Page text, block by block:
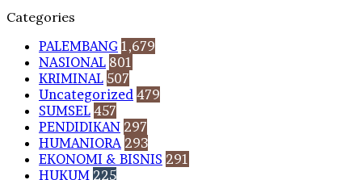
Categories
PALEMBANG 1,679
NASIONAL 801
KRIMINAL 507
Uncategorized 479
SUMSEL 457
PENDIDIKAN 297
HUMANIORA 293
EKONOMI & BISNIS 291
HUKUM 225